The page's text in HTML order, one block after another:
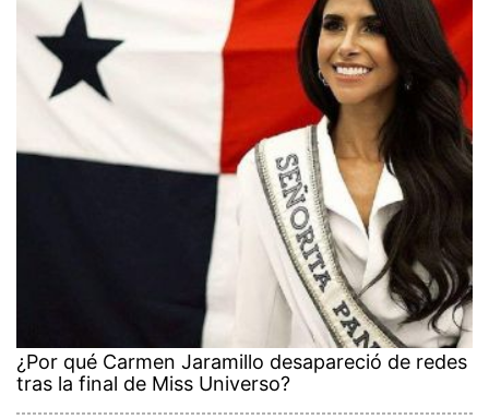
¿Por qué Carmen Jaramillo desapareció de redes
tras la final de Miss Universo?